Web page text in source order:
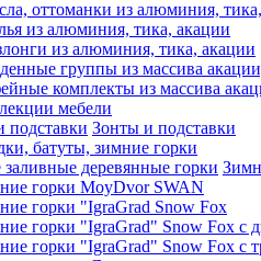
оттоманки из алюминия,
из алюминия, тика, акации
из алюминия, тика, акации
группы из массива
комплекты из массива
мебели
Зонты и подставки
батуты, зимние горки
горки MoyDvor SWAN
горки "IgraGrad Snow Fox
горки "IgraGrad" Snow Fox с
горки "IgraGrad" Snow Fox с